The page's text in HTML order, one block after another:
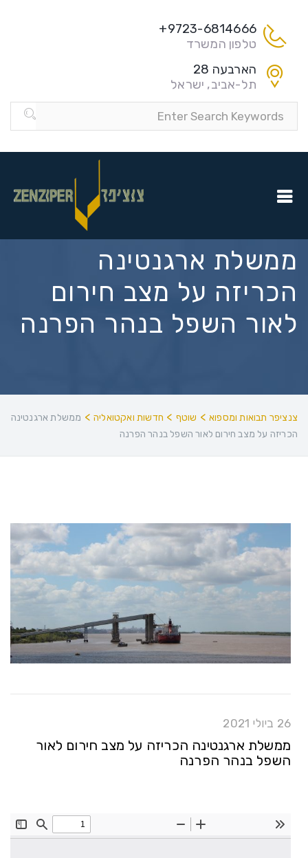
9723-6814666+
טלפון המשרד
הארבעה 28
תל-אביב, ישראל
ממשלת ארגנטינה
הכריזה על מצב חירום
לאור השפל בנהר הפרנה
צנציפר תבואות ומספוא > שוטף > חדשות ואקטואליה > ממשלת ארגנטינה
הכריזה על מצב חירום לאור השפל בנהר הפרנה
26 ביולי 2021
ממשלת ארגנטינה הכריזה על מצב חירום לאור
השפל בנהר הפרנה